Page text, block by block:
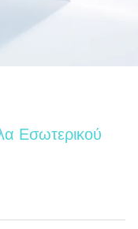
Εσωτερικού